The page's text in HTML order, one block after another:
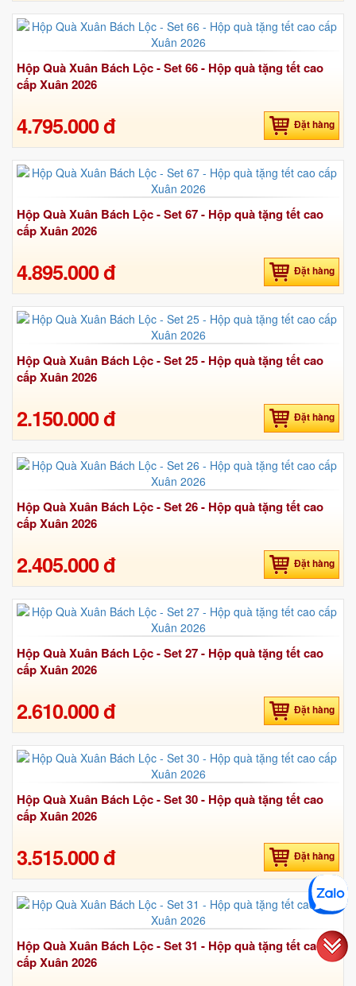
Hộp Quà Xuân Bách Lộc - Set 66 - Hộp quà tặng tết cao
cấp Xuân 2026
4.795.000 đ Đặt hàng
Hộp Quà Xuân Bách Lộc - Set 67 - Hộp quà tặng tết cao
cấp Xuân 2026
4.895.000 đ Đặt hàng
Hộp Quà Xuân Bách Lộc - Set 25 - Hộp quà tặng tết cao
cấp Xuân 2026
2.150.000 đ Đặt hàng
Hộp Quà Xuân Bách Lộc - Set 26 - Hộp quà tặng tết cao
cấp Xuân 2026
2.405.000 đ Đặt hàng
Hộp Quà Xuân Bách Lộc - Set 27 - Hộp quà tặng tết cao
cấp Xuân 2026
2.610.000 đ Đặt hàng
Hộp Quà Xuân Bách Lộc - Set 30 - Hộp quà tặng tết cao
cấp Xuân 2026
3.515.000 đ Đặt hàng
Hộp Quà Xuân Bách Lộc - Set 31 - Hộp quà tặng tết cao
cấp Xuân 2026